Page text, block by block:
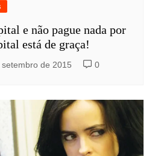
e não pague nada por
está de graça!
setembro de 2015 0